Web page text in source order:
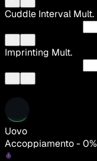
Cuddle Interval Mult.
Imprinting Mult.
Uovo
Accoppiamento - 0%